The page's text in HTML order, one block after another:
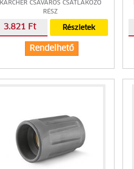
KÄRCHER CSAVAROS CSATLAKOZÓ
RÉSZ
3.821 Ft Részletek
Rendelhető